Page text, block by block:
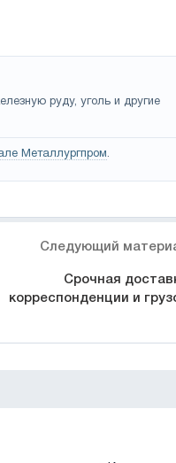
руду, уголь и другие
Металлургпром.
Следующий
Срочная
корреспонденции и